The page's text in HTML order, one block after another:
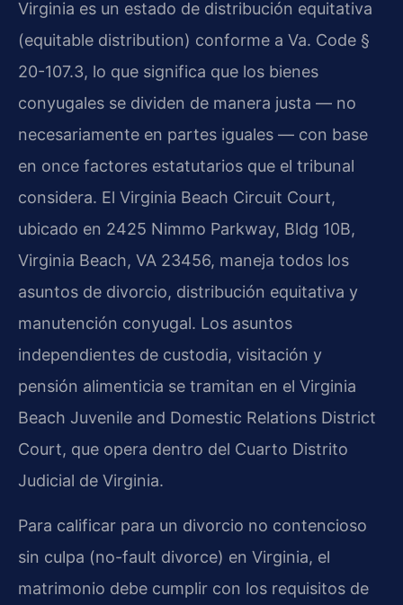
Virginia es un estado de distribución equitativa
(equitable distribution) conforme a Va. Code §
20-107.3, lo que significa que los bienes
conyugales se dividen de manera justa — no
necesariamente en partes iguales — con base
en once factores estatutarios que el tribunal
considera. El Virginia Beach Circuit Court,
ubicado en 2425 Nimmo Parkway, Bldg 10B,
Virginia Beach, VA 23456, maneja todos los
asuntos de divorcio, distribución equitativa y
manutención conyugal. Los asuntos
independientes de custodia, visitación y
pensión alimenticia se tramitan en el Virginia
Beach Juvenile and Domestic Relations District
Court, que opera dentro del Cuarto Distrito
Judicial de Virginia.
Para calificar para un divorcio no contencioso
sin culpa (no-fault divorce) en Virginia, el
matrimonio debe cumplir con los requisitos de